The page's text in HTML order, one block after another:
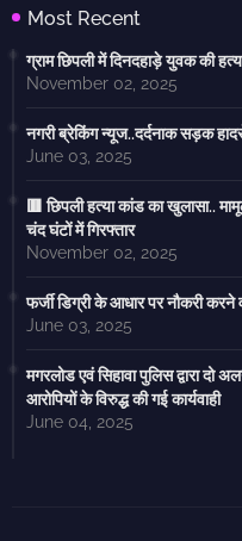
Most Recent
ग्राम छिपली में दिनदहाड़े युवक की
November 02, 2025
नगरी ब्रेकिंग न्यूज..दर्दनाक सड़क
June 03, 2025
🟥 छिपली हत्या कांड का खुलासा..
चंद घंटों में गिरफ्तार
November 02, 2025
फर्जी डिग्री के आधार पर नौकरी करने
June 03, 2025
मगरलोड एवं सिहावा पुलिस द्वारा
आरोपियों के विरुद्ध की गई कार्यवाही
June 04, 2025